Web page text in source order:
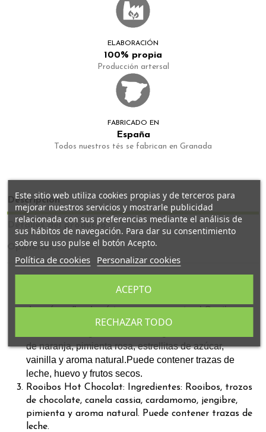
ELABORACIÓN
100% propia
Producción artersal
FABRICADO EN
España
Todos nuestros tés se fabrican en Granada
Descripción
Detalles del producto
Opiniones
Té Bombón de Navidad: Ingredientes: Té negro,
de azúcar, flor de cártamo y aroma natural.Contiene
trazas de gluten y lácteos.
de naranja, pimienta rosa, estrellitas de azúcar,
vainilla y aroma natural.Puede contener trazas de
leche, huevo y frutos secos.
Rooibos Hot Chocolat: Ingredientes: Rooibos, trozos
de chocolate, canela cassia, cardamomo, jengibre,
pimienta y aroma natural. Puede contener trazas de
leche.
Este sitio web utiliza cookies propias y de terceros para
mejorar nuestros servicios y mostrarle publicidad
relacionada con sus preferencias mediante el análisis de
sus hábitos de navegación. Para dar su consentimiento
sobre su uso pulse el botón Acepto.
Política de cookies Personalizar cookies
RECHAZAR TODO
ACEPTO